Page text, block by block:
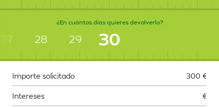
¿En cuántos días quieres devolverlo?
27 28 29 30
Importe solicitado 300 €
Intereses €